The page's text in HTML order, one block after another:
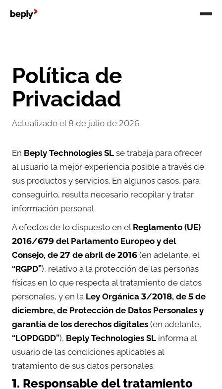
Política de
Privacidad
Actualizado el 8 de julio de 2026
En Beply Technologies SL se trabaja para ofrecer
al usuario la mejor experiencia posible a través de
sus productos y servicios. En algunos casos, para
conseguirlo, resulta necesario recopilar y tratar
información personal.
A efectos de lo dispuesto en el Reglamento (UE)
2016/679 del Parlamento Europeo y del
Consejo, de 27 de abril de 2016 (en adelante, el
“RGPD”), relativo a la protección de las personas
físicas en lo que respecta al tratamiento de datos
personales, y en la Ley Orgánica 3/2018, de 5 de
diciembre, de Protección de Datos Personales y
garantía de los derechos digitales (en adelante,
“LOPDGDD”), Beply Technologies SL informa al
usuario de las condiciones aplicables al
tratamiento de sus datos personales.
1. Responsable del tratamiento